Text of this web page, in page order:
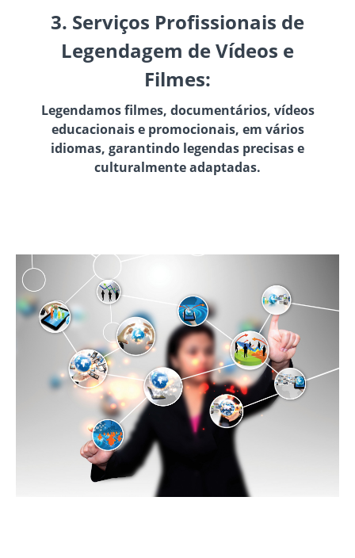
3. Serviços Profissionais de
Legendagem de Vídeos e
Filmes:
Legendamos filmes, documentários, vídeos
educacionais e promocionais, em vários
idiomas, garantindo legendas precisas e
culturalmente adaptadas.